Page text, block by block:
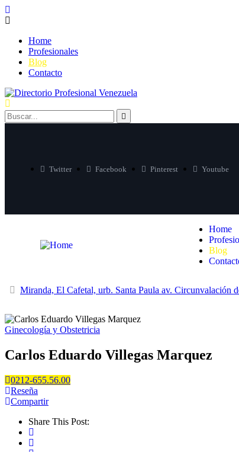
Home
Profesionales
Blog
Contacto
Twitter Facebook Pinterest Youtube
Home
Blog
Miranda, El Cafetal, urb. Santa Paula av. Circunvalación
Ginecología y Obstetricia
Carlos Eduardo Villegas Marquez
0212-655.56.00
Reseña
Compartir
Share This Post: